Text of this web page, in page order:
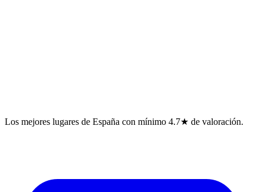
Los mejores lugares de España con mínimo 4.7★ de valoración.